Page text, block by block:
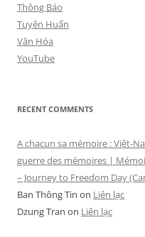
Thông Báo
Tuyên Huấn
Văn Hóa
YouTube
RECENT COMMENTS
A chacun sa mémoire : Viêt-
guerre des mémoires |
– Journey to Freedom Day
Ban Thông Tin on Liên lạc
Dzung Tran on Liên lạc